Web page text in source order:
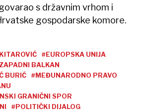
s državnim vrhom i
gospodarske komore.
#EUROPSKA UNIJA
BALKAN
BURIĆ
#MEĐUNARODNO PRAVO
GRANIČNI SPOR
#POLITIČKI DIJALOG